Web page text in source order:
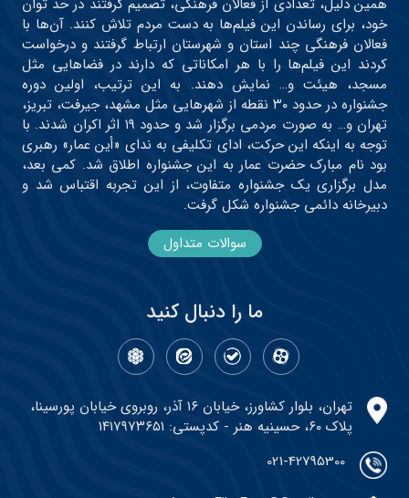
خود، برای رساندن این فیلم‌ها به دست مردم تلاش کنند. آن‌ها با
فعالان فرهنگی چند استان و شهرستان ارتباط گرفتند و درخواست
کردند این فیلم‌ها را با هر امکاناتی که دارند در فضاهایی مثل
مسجد، هیئت و… نمایش دهند. به این ترتیب، اولین دوره
جشنواره در حدود ۳۰ نقطه از شهرهایی مثل مشهد، جیرفت، تبریز،
تهران و… به صورت مردمی برگزار شد و حدود ۱۹ اثر اکران شدند. با
توجه به اینکه این حرکت، ادای تکلیفی به ندای «أین عمار» رهبری
بود نام مبارک حضرت عمار به این جشنواره اطلاق شد. کمی بعد،
مدل برگزاری یک جشنواره متفاوت، از این تجربه اقتباس شد و
دبیرخانه دائمی جشنواره شکل گرفت.
سوالات متداول
ما را دنبال کنید
تهران، بلوار کشاورز، خیابان ۱۶ آذر، روبروی خیابان پورسینا،
پلاک ۶۰، حسینیه هنر - کدپستی: ۱۴۱۷۹۷۳۶۵۱
021-42795300